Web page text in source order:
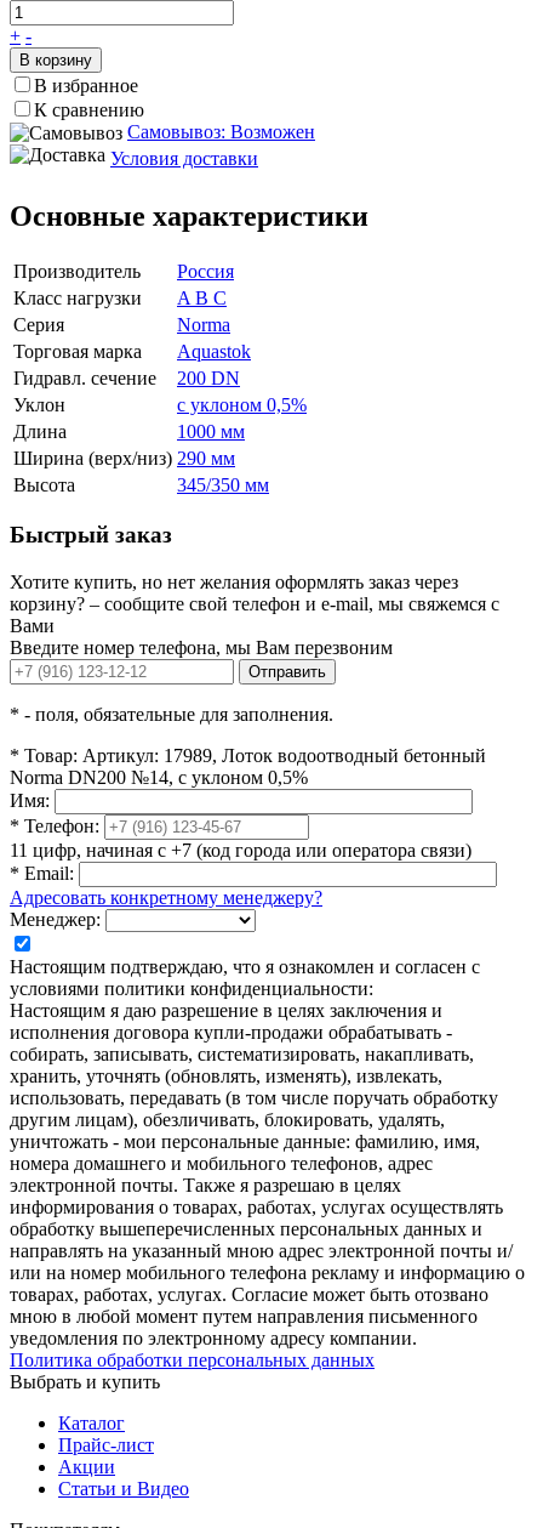
+ -
В корзину
В избранное
К сравнению
Самовывоз: Возможен
Условия доставки
Основные характеристики
Производитель
Россия
Класс нагрузки
A B C
Серия
Norma
Торговая марка
Aquastok
Гидравл. сечение
200 DN
Уклон
с уклоном 0,5%
Длина
1000 мм
Ширина (верх/низ) 290 мм
Высота
345/350 мм
Быстрый заказ
Хотите купить, но нет желания оформлять заказ через
корзину? – сообщите свой телефон и e-mail, мы свяжемся с
Вами
Введите номер телефона, мы Вам перезвоним
Отправить
* - поля, обязательные для заполнения.
* Товар: Артикул: 17989, Лоток водоотводный бетонный
Norma DN200 №14, с уклоном 0,5%
Имя:
* Телефон:
11 цифр, начиная с +7 (код города или оператора связи)
* Email:
Адресовать конкретному менеджеру?
Менеджер:
Настоящим подтверждаю, что я ознакомлен и согласен с
условиями политики конфиденциальности:
Настоящим я даю разрешение в целях заключения и
исполнения договора купли-продажи обрабатывать -
собирать, записывать, систематизировать, накапливать,
хранить, уточнять (обновлять, изменять), извлекать,
использовать, передавать (в том числе поручать обработку
другим лицам), обезличивать, блокировать, удалять,
уничтожать - мои персональные данные: фамилию, имя,
номера домашнего и мобильного телефонов, адрес
электронной почты. Также я разрешаю в целях
информирования о товарах, работах, услугах осуществлять
обработку вышеперечисленных персональных данных и
направлять на указанный мною адрес электронной почты и/
или на номер мобильного телефона рекламу и информацию о
товарах, работах, услугах. Согласие может быть отозвано
мною в любой момент путем направления письменного
уведомления по электронному адресу компании.
Политика обработки персональных данных
Выбрать и купить
Каталог
Прайс-лист
Акции
Статьи и Видео